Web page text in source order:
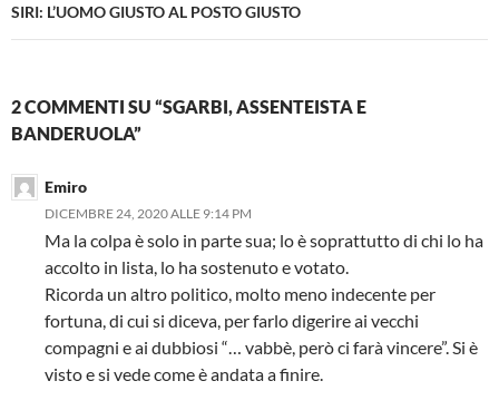
SIRI: L’UOMO GIUSTO AL POSTO GIUSTO
2 COMMENTI SU “SGARBI, ASSENTEISTA E
BANDERUOLA”
Emiro
DICEMBRE 24, 2020 ALLE 9:14 PM
Ma la colpa è solo in parte sua; lo è soprattutto di chi lo ha
accolto in lista, lo ha sostenuto e votato.
Ricorda un altro politico, molto meno indecente per
fortuna, di cui si diceva, per farlo digerire ai vecchi
compagni e ai dubbiosi “… vabbè, però ci farà vincere”. Si è
visto e si vede come è andata a finire.